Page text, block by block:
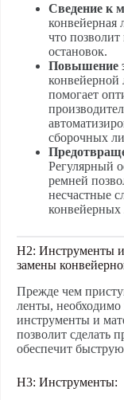
Сведение к
конвейерная
что
остановок.
Повышение
конвейерной
помогает
сборочных
Регулярный
ремней
несчастные
конвейерных
H2: Инструменты
замены
Прежде чем
ленты, необходимо
инструменты и
позволит сделать
обеспечит
H3: Инструменты: